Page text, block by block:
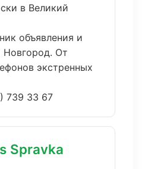
в Великий
объявления и
Новгород. От
экстренных
739 33 67
Spravka